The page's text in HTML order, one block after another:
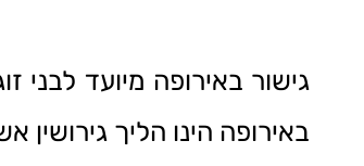
גישור באירופה מיועד לבני
באירופה הינו הליך